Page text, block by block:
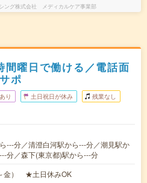
ング株式会社 メディカルケア事業部
曜日で働ける／電話面
ポ
り 土日祝日が休み 残業なし
---分／清澄白河駅から---分／潮見駅か
分／森下(東京都)駅から---分
金） ★土日休みOK